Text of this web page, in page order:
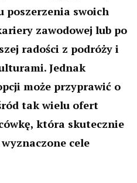
poszerzenia swoich
zawodowej lub po
radości z podróży i
Jednak
może przyprawić o
tak wielu ofert
która skutecznie
cele